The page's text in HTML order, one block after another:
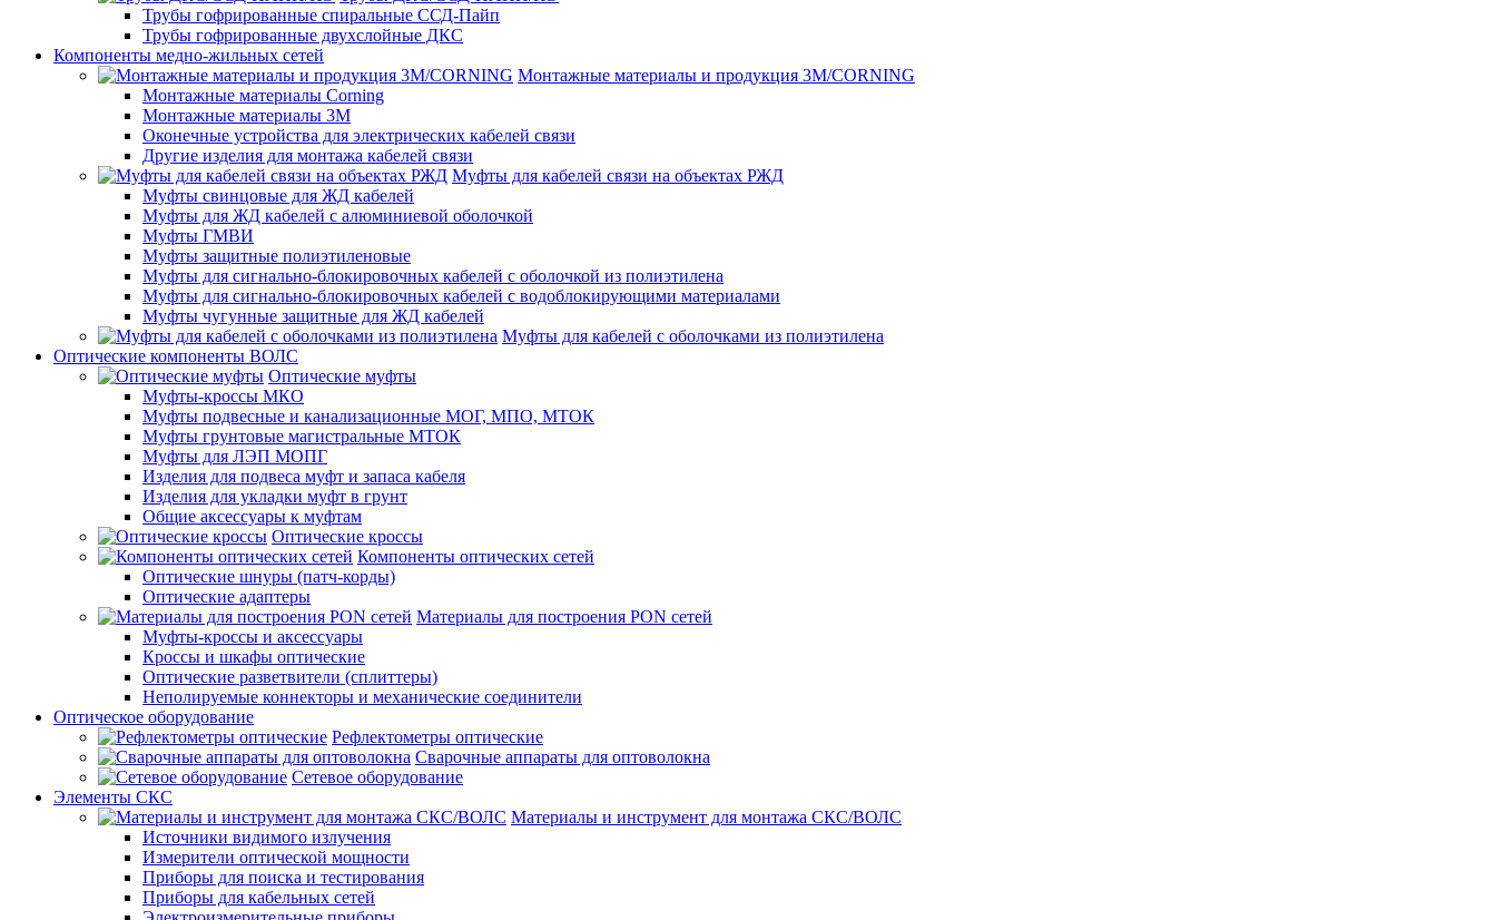
Трубы гофрированные спиральные ССД-Пайп
Трубы гофрированные двухслойные ДКС
Компоненты медно-жильных сетей
Монтажные материалы и продукция 3M/CORNING
Монтажные материалы Corning
Монтажные материалы 3M
Оконечные устройства для электрических кабелей связи
Другие изделия для монтажа кабелей связи
Муфты для кабелей связи на объектах РЖД
Муфты свинцовые для ЖД кабелей
Муфты для ЖД кабелей с алюминиевой оболочкой
Муфты ГМВИ
Муфты защитные полиэтиленовые
Муфты для сигнально-блокировочных кабелей с оболочкой из полиэтилена
Муфты для сигнально-блокировочных кабелей с водоблокирующими материалами
Муфты чугунные защитные для ЖД кабелей
Муфты для кабелей с оболочками из полиэтилена
Оптические компоненты ВОЛС
Оптические муфты
Муфты-кроссы МКО
Муфты подвесные и канализационные МОГ, МПО, МТОК
Муфты грунтовые магистральные МТОК
Муфты для ЛЭП МОПГ
Изделия для подвеса муфт и запаса кабеля
Изделия для укладки муфт в грунт
Общие аксессуары к муфтам
Оптические кроссы
Компоненты оптических сетей
Оптические шнуры (патч-корды)
Оптические адаптеры
Материалы для построения PON сетей
Муфты-кроссы и аксессуары
Кроссы и шкафы оптические
Оптические разветвители (сплиттеры)
Неполируемые коннекторы и механические соединители
Оптическое оборудование
Рефлектометры оптические
Сварочные аппараты для оптоволокна
Сетевое оборудование
Элементы СКС
Материалы и инструмент для монтажа СКС/ВОЛС
Источники видимого излучения
Измерители оптической мощности
Приборы для поиска и тестирования
Приборы для кабельных сетей